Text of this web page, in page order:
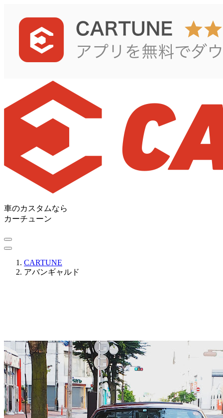
車のカスタムなら
カーチューン
CARTUNE
アバンギャルド